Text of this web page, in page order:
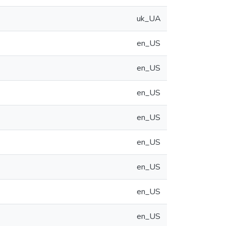
uk_UA
en_US
en_US
en_US
en_US
en_US
en_US
en_US
en_US